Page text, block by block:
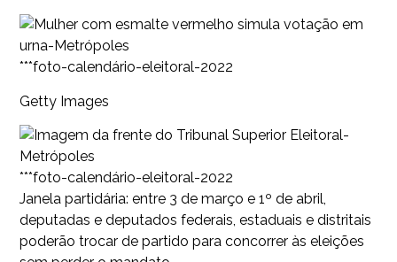
***foto-calendário-eleitoral-2022
Getty Images
***foto-calendário-eleitoral-2022
Janela partidária: entre 3 de março e 1º de abril,
deputadas e deputados federais, estaduais e distritais
poderão trocar de partido para concorrer às eleições